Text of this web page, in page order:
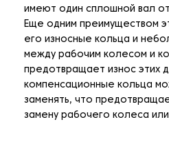
имеют один сплошной вал
Еще одним преимуществом
его износные кольца и
между рабочим колесом и
предотвращает износ этих
компенсационные кольца
заменять, что
замену рабочего колеса или